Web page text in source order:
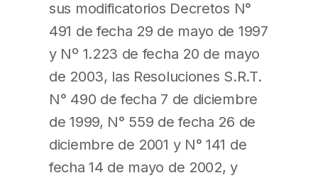
sus modificatorios Decretos N°
491 de fecha 29 de mayo de 1997
y Nº 1.223 de fecha 20 de mayo
de 2003, las Resoluciones S.R.T.
N° 490 de fecha 7 de diciembre
de 1999, N° 559 de fecha 26 de
diciembre de 2001 y N° 141 de
fecha 14 de mayo de 2002, y